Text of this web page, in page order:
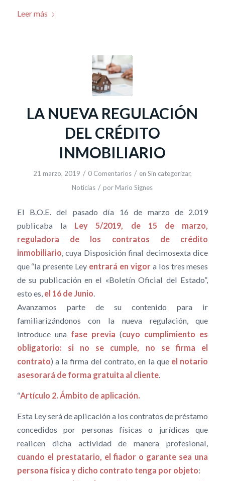
Leer más
LA NUEVA REGULACIÓN
DEL CRÉDITO
INMOBILIARIO
21 marzo, 2019 / 0 Comentarios / en Sin categorizar,
Noticias / por Mario Signes
El B.O.E. del pasado día 16 de marzo de 2.019
publicaba laLey 5/2019, de 15 de marzo,
reguladora de los contratos de crédito
inmobiliario, cuya Disposición final decimosexta dice
que “la presente Ley entrará en vigor a los tres meses
de su publicación en el «Boletín Oficial del Estado”,
esto es, el 16 de Junio.
Avanzamos parte de su contenido para ir
familiarizándonos con la nueva regulación, que
introduce unafase previa (cuyo cumplimiento es
obligatorio: si no se cumple, no se firma el
contrato) a la firma del contrato, en la que el notario
asesorará de forma gratuita al cliente.
“Artículo 2. Ámbito de aplicación.
Esta Ley será de aplicación a los contratos de préstamo
concedidos por personas físicas o jurídicas que
realicen dicha actividad de manera profesional,
cuando el prestatario, el fiador o garante sea una
persona física y dicho contrato tenga por objeto: